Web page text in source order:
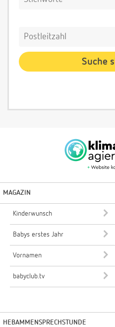
MAGAZIN
Kinderwunsch
Babys erstes Jahr
Vornamen
babyclub.tv
HEBAMMENSPRECHSTUNDE